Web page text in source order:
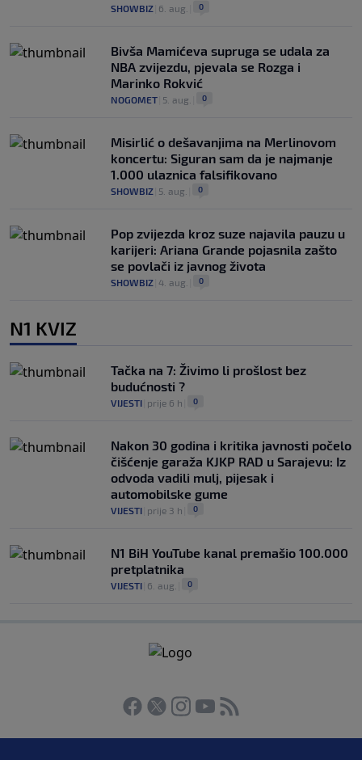
SHOWBIZ 6. aug. 0
Bivša Mamićeva supruga se udala za
NBA zvijezdu, pjevala se Rozga i
Marinko Rokvić
NOGOMET 5. aug. 0
Misirlić o dešavanjima na Merlinovom
koncertu: Siguran sam da je najmanje
1.000 ulaznica falsifikovano
SHOWBIZ 5. aug. 0
Pop zvijezda kroz suze najavila pauzu u
karijeri: Ariana Grande pojasnila zašto
se povlači iz javnog života
SHOWBIZ 4. aug. 0
N1 KVIZ
Tačka na 7: Živimo li prošlost bez
budućnosti ?
VIJESTI prije 6 h 0
Nakon 30 godina i kritika javnosti počelo
čišćenje garaža KJKP RAD u Sarajevu: Iz
odvoda vadili mulj, pijesak i
automobilske gume
VIJESTI prije 3 h 0
N1 BiH YouTube kanal premašio 100.000
pretplatnika
VIJESTI 6. aug. 0